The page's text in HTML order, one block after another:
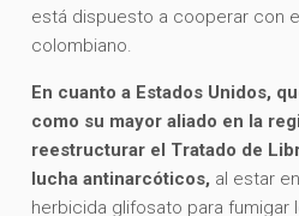
está dispuesto a cooperar con
colombiano.
En cuanto a Estados Unidos,
como su mayor aliado en la
reestructurar el Tratado de
lucha antinarcóticos, al estar
herbicida glifosato para fumigar